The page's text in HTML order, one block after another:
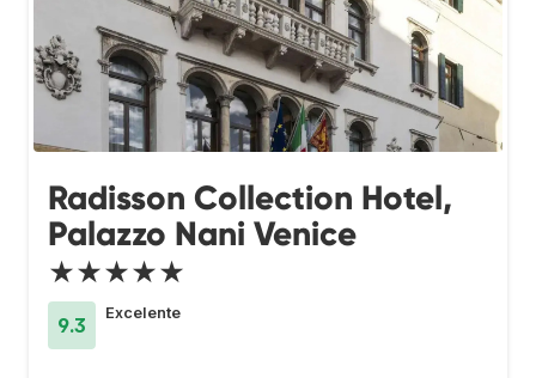
Radisson Collection Hotel,
Palazzo Nani Venice
★★★★★
9.3
Excelente